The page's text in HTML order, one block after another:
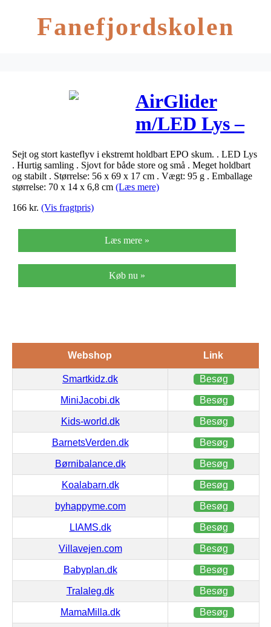
Fanefjordskolen
AirGlider
m/LED Lys –
Sejt kastefly
Sejt og stort kasteflyv i ekstremt holdbart EPO skum. . LED Lys
. Hurtig samling . Sjovt for både store og små . Meget holdbart
og stabilt . Størrelse: 56 x 69 x 17 cm . Vægt: 95 g . Emballage
størrelse: 70 x 14 x 6,8 cm (Læs mere)
166 kr. (Vis fragtpris)
Læs mere »
Køb nu »
Webshop Link
Smartkidz.dk Besøg
MiniJacobi.dk Besøg
Kids-world.dk Besøg
BarnetsVerden.dk Besøg
Børnibalance.dk Besøg
Koalabarn.dk Besøg
byhappyme.com Besøg
LIAMS.dk Besøg
Villavejen.com Besøg
Babyplan.dk Besøg
Tralaleg.dk Besøg
MamaMilla.dk Besøg